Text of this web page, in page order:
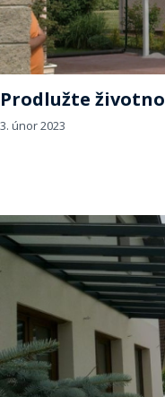
Prodlužte
3. únor 2023